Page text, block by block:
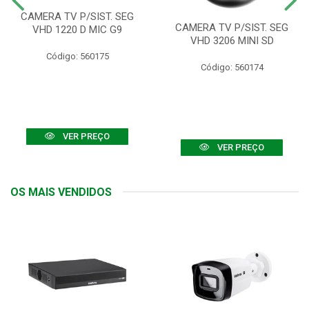
CAMERA TV P/SIST. SEG
VHD 1220 D MIC G9
Código: 560175
VER PREÇO
CAMERA TV P/SIST. SEG
VHD 3206 MINI SD
Código: 560174
VER PREÇO
OS MAIS VENDIDOS